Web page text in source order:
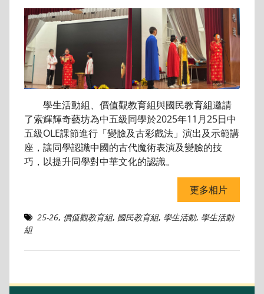
學生活動組、價值觀教育組與國民教育組邀請
了索輝輝奇藝坊為中五級同學於2025年11月25日中
五級OLE課節進行「變臉及古彩戲法」演出及示範講
座，讓同學認識中國的古代魔術表演及變臉的技
巧，以提升同學對中華文化的認識。
更多相片
25-26, 價值觀教育組, 國民教育組, 學生活動, 學生活動
組